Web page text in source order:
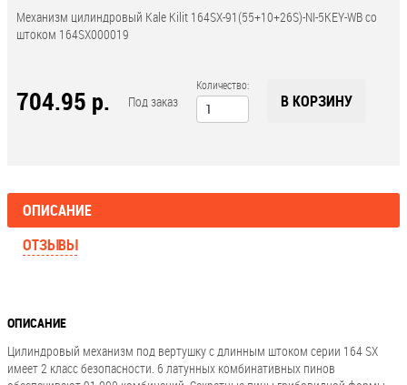
Механизм цилиндровый Kale Kilit 164SX-91(55+10+26S)-NI-5KEY-WB со
штоком 164SX000019
704.95 р. Под заказ
Количество:
В КОРЗИНУ
ОПИСАНИЕ
ОТЗЫВЫ
ОПИСАНИЕ
Цилиндровый механизм под вертушку с длинным штоком серии 164 SX
имеет 2 класс безопасности. 6 латунных комбинативных пинов